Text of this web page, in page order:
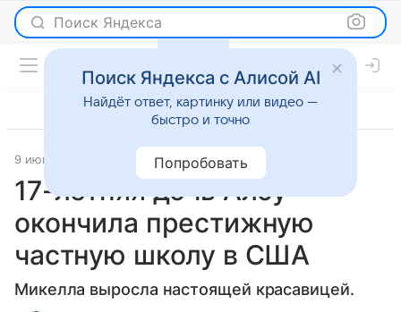
Поиск Яндекса
9 июня 2025 Светская жизнь
17-летняя дочь Алсу
окончила престижную
частную школу в США
Микелла выросла настоящей красавицей.
Поиск Яндекса с Алисой AI
Найдёт ответ, картинку или видео —
быстро и точно
Попробовать